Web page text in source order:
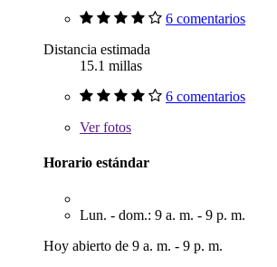
6 comentarios
Distancia estimada
15.1 millas
6 comentarios
Verfotos
Horario estándar
Lun. - dom.: 9 a. m. - 9 p. m.
Hoy abierto de 9 a. m. - 9 p. m.